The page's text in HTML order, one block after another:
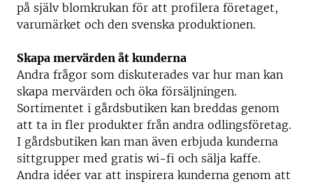
på själv blomkrukan för att profilera företaget,
varumärket och den svenska produktionen.
Skapa mervärden åt kunderna
Andra frågor som diskuterades var hur man kan
skapa mervärden och öka försäljningen.
Sortimentet i gårdsbutiken kan breddas genom
att ta in fler produkter från andra odlingsföretag.
I gårdsbutiken kan man även erbjuda kunderna
sittgrupper med gratis wi-fi och sälja kaffe.
Andra idéer var att inspirera kunderna genom att